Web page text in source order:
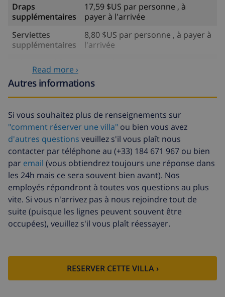
Draps
supplémentaires
17,59 $US par personne , à
payer à l'arrivée
Serviettes
supplémentaires
8,80 $US par personne , à payer à
l'arrivée
Nettoyage
basée sur consommation
Fonds
d'annulation:
4.80% du montant total
Read more ›
Autres informations
Si vous souhaitez plus de renseignements sur
"comment réserver une villa" ou bien vous avez
d'autres questions veuillez s'il vous plaît nous
contacter par téléphone au (+33) 184 671 967 ou bien
par email (vous obtiendrez toujours une réponse dans
les 24h mais ce sera souvent bien avant). Nos
employés répondront à toutes vos questions au plus
vite. Si vous n'arrivez pas à nous rejoindre tout de
suite (puisque les lignes peuvent souvent être
occupées), veuillez s'il vous plaît réessayer.
RESERVER CETTE VILLA ›